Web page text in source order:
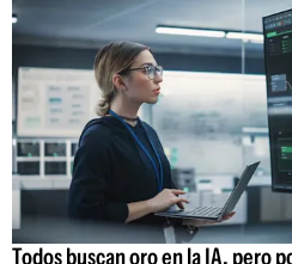
Todos buscan oro en la IA, pero